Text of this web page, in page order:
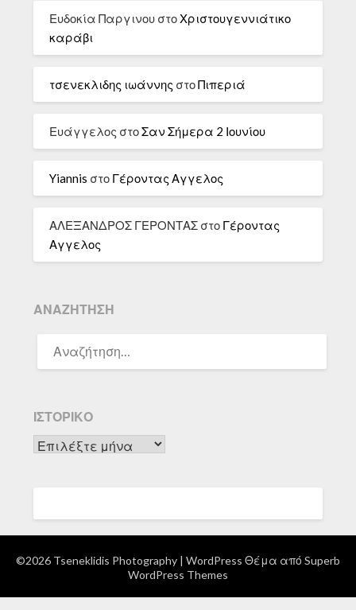
Ευδοκία Παργινου στοΧριστουγεννιάτικο
καράβι
τσενεκλιδης ιωάννης στοΠιπεριά
Ευάγγελος στοΣαν Σήμερα 2 Ιουνίου
Yiannis στο Γέροντας Αγγελος
ΑΛΕΞΑΝΔΡΟΣ ΓΕΡΟΝΤΑΣ στο Γέροντας
Αγγελος
ΑΝΑΖΉΤΗΣΗ
ΓΙΑ:
ΙΣΤΟΡΙΚΌ
Ιστορικό
©2026 Tseneklidis Photography | WordPress Θέμα από Superb
WordPress Themes